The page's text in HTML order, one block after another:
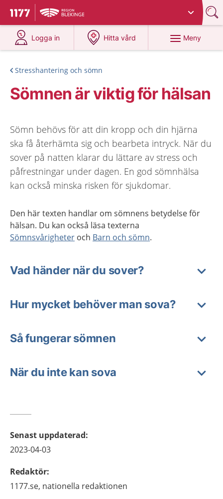
Till startsidan för 1177
Du har valt region
Logga in
på 1177.se
Hitta vård
på 1177.se
Meny
Stresshantering och sömn
Sömnen är viktig för hälsan
Sömn behövs för att din kropp och din hjärna
ska få återhämta sig och bearbeta intryck. När du
sover på natten klarar du lättare av stress och
påfrestningar under dagen. En god sömnhälsa
kan också minska risken för sjukdomar.
Den här texten handlar om sömnens betydelse för
hälsan. Du kan också läsa texterna
Sömnsvårigheter och Barn och sömn.
Vad händer när du sover?
Hur mycket behöver man sova?
Så fungerar sömnen
När du inte kan sova
Senast uppdaterad:
2023-04-03
Redaktör:
1177.se, nationella redaktionen